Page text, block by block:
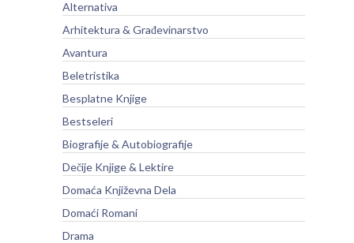
Alternativa
Arhitektura & Građevinarstvo
Avantura
Beletristika
Besplatne Knjige
Bestseleri
Biografije & Autobiografije
Dečije Knjige & Lektire
Domaća Književna Dela
Domaći Romani
Drama